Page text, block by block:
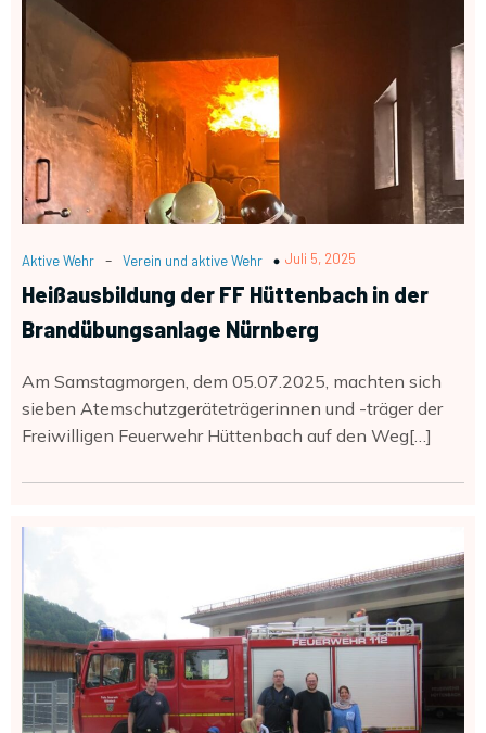
Aktive Wehr - Verein und aktive Wehr Juli 5, 2025
Heißausbildung der FF Hüttenbach in der
Brandübungsanlage Nürnberg
Am Samstagmorgen, dem 05.07.2025, machten sich
sieben Atemschutzgeräteträgerinnen und -träger der
Freiwilligen Feuerwehr Hüttenbach auf den Weg[…]